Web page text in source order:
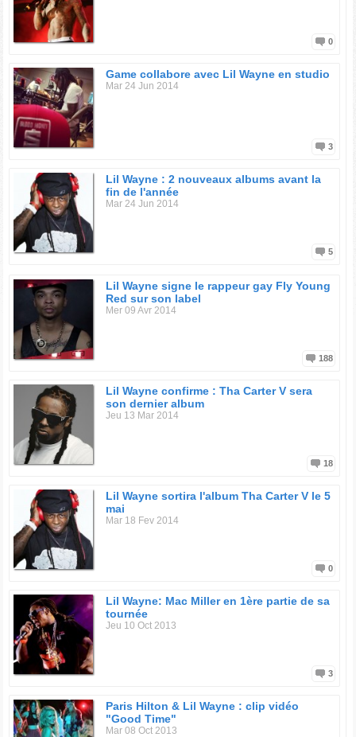
0
Game collabore avec Lil Wayne en studio
Mar 24 Jun 2014
3
Lil Wayne : 2 nouveaux albums avant la
fin de l'année
Mar 24 Jun 2014
5
Lil Wayne signe le rappeur gay Fly Young
Red sur son label
Mer 09 Avr 2014
188
Lil Wayne confirme : Tha Carter V sera
son dernier album
Jeu 13 Mar 2014
18
Lil Wayne sortira l'album Tha Carter V le 5
mai
Mar 18 Fev 2014
0
Lil Wayne: Mac Miller en 1ère partie de sa
tournée
Jeu 10 Oct 2013
3
Paris Hilton & Lil Wayne : clip vidéo
"Good Time"
Mar 08 Oct 2013